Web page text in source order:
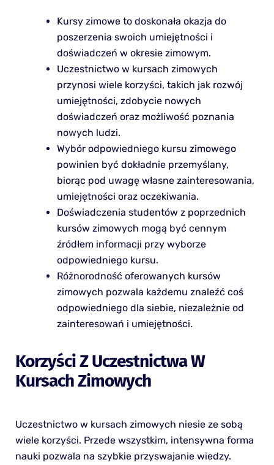
Kursy zimowe to doskonała okazja do
poszerzenia swoich umiejętności i
doświadczeń w okresie zimowym.
Uczestnictwo w kursach zimowych
przynosi wiele korzyści, takich jak rozwój
umiejętności, zdobycie nowych
doświadczeń oraz możliwość poznania
nowych ludzi.
Wybór odpowiedniego kursu zimowego
powinien być dokładnie przemyślany,
biorąc pod uwagę własne zainteresowania,
umiejętności oraz oczekiwania.
Doświadczenia studentów z poprzednich
kursów zimowych mogą być cennym
źródłem informacji przy wyborze
odpowiedniego kursu.
Różnorodność oferowanych kursów
zimowych pozwala każdemu znaleźć coś
odpowiedniego dla siebie, niezależnie od
zainteresowań i umiejętności.
Korzyści Z Uczestnictwa W
Kursach Zimowych
Uczestnictwo w kursach zimowych niesie ze sobą
wiele korzyści. Przede wszystkim, intensywna forma
nauki pozwala na szybkie przyswajanie wiedzy.